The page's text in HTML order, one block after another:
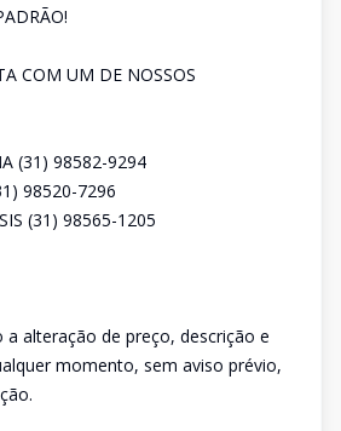
COM UM DE NOSSOS
(31) 98582-9294
98520-7296
(31) 98565-1205
a alteração de preço, descrição e
momento, sem aviso prévio,